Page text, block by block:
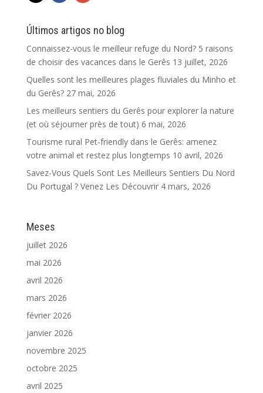
Últimos artigos no blog
Connaissez-vous le meilleur refuge du Nord? 5 raisons
de choisir des vacances dans le Gerês 13 juillet, 2026
Quelles sont les meilleures plages fluviales du Minho et
du Gerês? 27 mai, 2026
Les meilleurs sentiers du Gerês pour explorer la nature
(et où séjourner près de tout) 6 mai, 2026
Tourisme rural Pet-friendly dans le Gerês: amenez
votre animal et restez plus longtemps 10 avril, 2026
Savez-Vous Quels Sont Les Meilleurs Sentiers Du Nord
Du Portugal ? Venez Les Découvrir 4 mars, 2026
Meses
juillet 2026
mai 2026
avril 2026
mars 2026
février 2026
janvier 2026
novembre 2025
octobre 2025
avril 2025